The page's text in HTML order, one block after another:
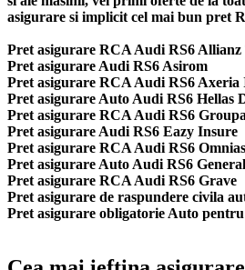
asigurare si implicit cel mai bun pret
Pret asigurare RCA Audi RS6
Pret asigurare Audi RS6 Asirom
Pret asigurare RCA Audi RS6 Axeria
Pret asigurare Auto Audi RS6 Hellas
Pret asigurare RCA Audi RS6
Pret asigurare Audi RS6 Eazy Insure
Pret asigurare RCA Audi RS6
Pret asigurare Auto Audi RS6
Pret asigurare RCA Audi RS6 Grave
Pret asigurare de raspundere civila
Pret asigurare obligatorie Auto